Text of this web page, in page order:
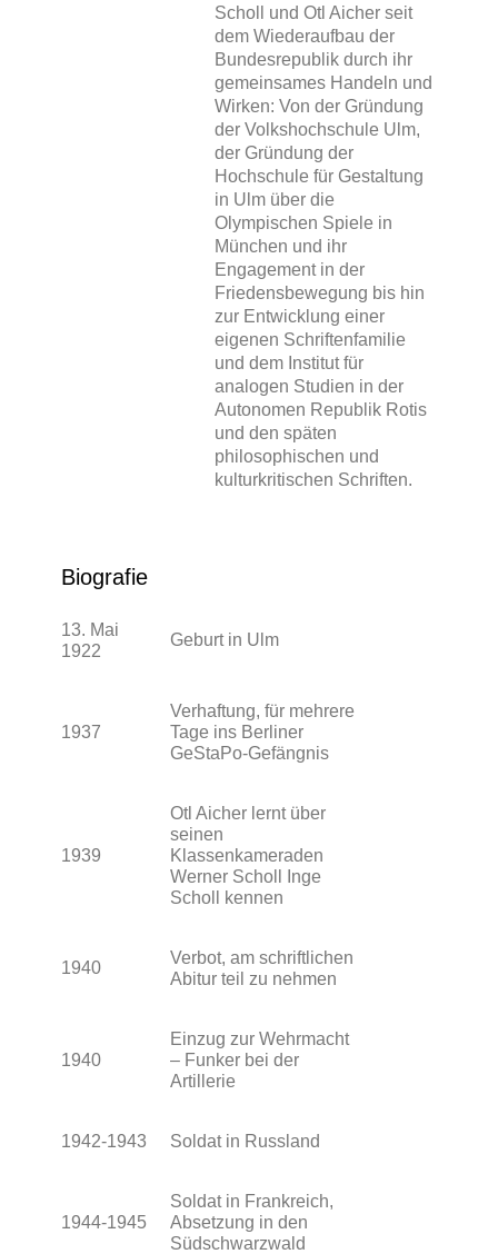
Scholl und Otl Aicher seit
dem Wiederaufbau der
Bundesrepublik durch ihr
gemeinsames Handeln und
Wirken: Von der Gründung
der Volkshochschule Ulm,
der Gründung der
Hochschule für Gestaltung
in Ulm über die
Olympischen Spiele in
München und ihr
Engagement in der
Friedensbewegung bis hin
zur Entwicklung einer
eigenen Schriftenfamilie
und dem Institut für
analogen Studien in der
Autonomen Republik Rotis
und den späten
philosophischen und
kulturkritischen Schriften.
Biografie
13. Mai
1922
Geburt in Ulm
1937
Verhaftung, für mehrere
Tage ins Berliner
GeStaPo-Gefängnis
1939
Otl Aicher lernt über
seinen
Klassenkameraden
Werner Scholl Inge
Scholl kennen
1940
Verbot, am schriftlichen
Abitur teil zu nehmen
1940
Einzug zur Wehrmacht
– Funker bei der
Artillerie
1942-1943 Soldat in Russland
1944-1945
Soldat in Frankreich,
Absetzung in den
Südschwarzwald